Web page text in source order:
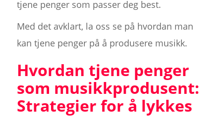
tjene penger som passer deg best.
Med det avklart, la oss se på hvordan man
kan tjene penger på å produsere musikk.
Hvordan tjene penger
som musikkprodusent:
Strategier for å lykkes